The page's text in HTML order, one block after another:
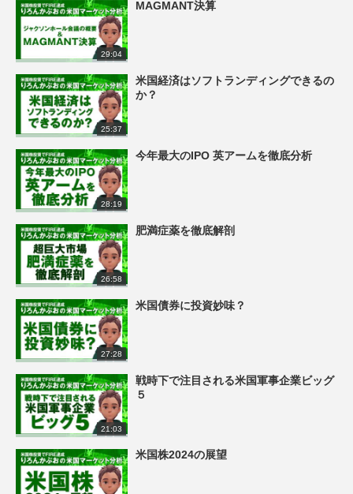
29:04
MAGMANT決算
25:37
米国経済はソフトランディングできるの
か？
28:19
今年最大のIPO 英アームを徹底分析
26:58
肥満症薬を徹底解剖
27:28
米国債券に投資妙味？
21:03
戦時下で注目される米国軍事企業ビッグ
５
米国株2024の展望